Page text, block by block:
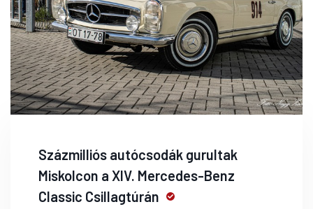
Százmilliós autócsodák gurultak
Miskolcon a XIV. Mercedes-Benz
Classic Csillagtúrán